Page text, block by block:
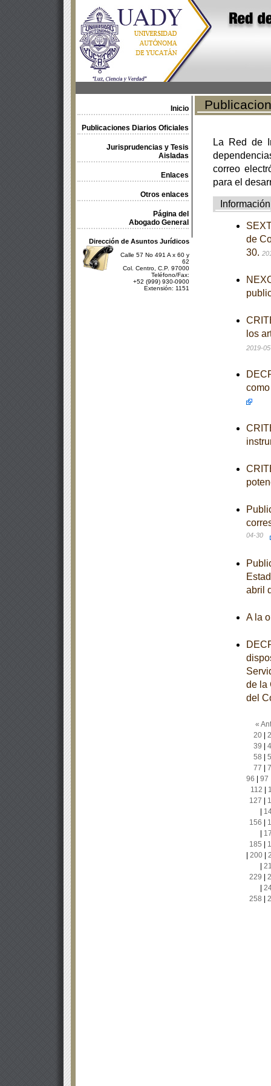
Inicio
Publicaciones Diarios Oficiales
Jurisprudencias y Tesis
Aisladas
Enlaces
Otros enlaces
Página del
Abogado General
Dirección de Asuntos Jurídicos
Calle 57 No 491 A x 60 y
62
Col. Centro, C.P. 97000
Teléfono/Fax:
+52 (999) 930-0900
Extensión: 1151
La Red de
correo
para el
Información
de
30.
los
2019-
04-30
abril
A la
de la
del
«
20|
39
58
77
96
97
112
127
156
185
200|
229
258